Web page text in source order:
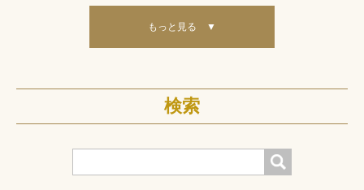
もっと見る ▼
検索
検索